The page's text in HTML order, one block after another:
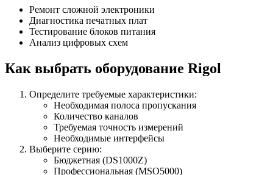
Ремонт сложной электроники
Диагностика печатных плат
Тестирование блоков питания
Анализ цифровых схем
Как выбрать оборудование Rigol
Определите требуемые характеристики:
Необходимая полоса пропускания
Количество каналов
Требуемая точность измерений
Необходимые интерфейсы
Выберите серию:
Бюджетная (DS1000Z)
Профессиональная (MSO5000)